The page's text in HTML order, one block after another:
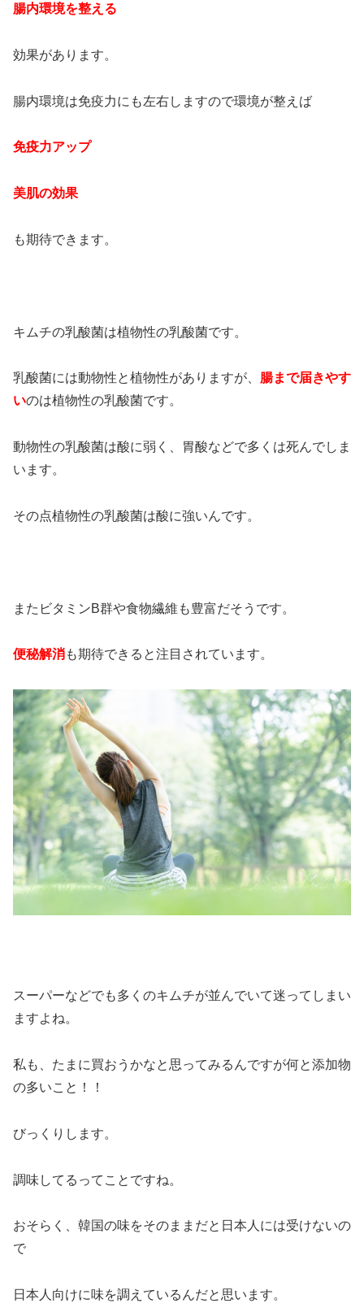
腸内環境を整える
効果があります。
腸内環境は免疫力にも左右しますので環境が整えば
免疫力アップ
美肌の効果
も期待できます。
キムチの乳酸菌は植物性の乳酸菌です。
乳酸菌には動物性と植物性がありますが、 腸まで届きやす
いのは植物性の乳酸菌です。
動物性の乳酸菌は酸に弱く、胃酸などで多くは死んでしま
います。
その点植物性の乳酸菌は酸に強いんです。
またビタミンB群や食物繊維も豊富だそうです。
便秘解消も期待できると注目されています。
スーパーなどでも多くのキムチが並んでいて迷ってしまい
ますよね。
私も、たまに買おうかなと思ってみるんですが何と添加物
の多いこと！！
びっくりします。
調味してるってことですね。
おそらく、韓国の味をそのままだと日本人には受けないの
で
日本人向けに味を調えているんだと思います。